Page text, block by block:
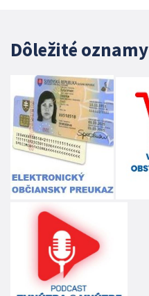
Dôležité oznamy